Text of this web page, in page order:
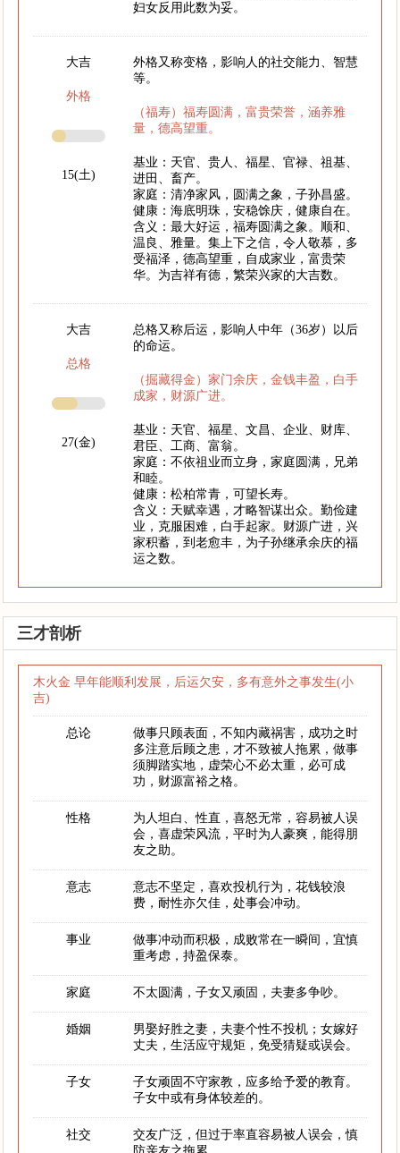
妇女反用此数为妥。
大吉
外格
15(土)
外格又称变格，影响人的社交能力、智慧
等。
（福寿）福寿圆满，富贵荣誉，涵养雅
量，德高望重。
基业：天官、贵人、福星、官禄、祖基、
进田、畜产。
家庭：清净家风，圆满之象，子孙昌盛。
健康：海底明珠，安稳馀庆，健康自在。
含义：最大好运，福寿圆满之象。顺和、
温良、雅量。集上下之信，令人敬慕，多
受福泽，德高望重，自成家业，富贵荣
华。为吉祥有德，繁荣兴家的大吉数。
大吉
总格
27(金)
总格又称后运，影响人中年（36岁）以后
的命运。
（掘藏得金）家门余庆，金钱丰盈，白手
成家，财源广进。
基业：天官、福星、文昌、企业、财库、
君臣、工商、富翁。
家庭：不依祖业而立身，家庭圆满，兄弟
和睦。
健康：松柏常青，可望长寿。
含义：天赋幸遇，才略智谋出众。勤俭建
业，克服困难，白手起家。财源广进，兴
家积蓄，到老愈丰，为子孙继承余庆的福
运之数。
三才剖析
木火金 早年能顺利发展，后运欠安，多有意外之事发生(小
吉)
总论
做事只顾表面，不知内藏祸害，成功之时
多注意后顾之患，才不致被人拖累，做事
须脚踏实地，虚荣心不必太重，必可成
功，财源富裕之格。
性格
为人坦白、性直，喜怒无常，容易被人误
会，喜虚荣风流，平时为人豪爽，能得朋
友之助。
意志
意志不坚定，喜欢投机行为，花钱较浪
费，耐性亦欠佳，处事会冲动。
事业
做事冲动而积极，成败常在一瞬间，宜慎
重考虑，持盈保泰。
家庭 不太圆满，子女又顽固，夫妻多争吵。
婚姻
男娶好胜之妻，夫妻个性不投机；女嫁好
丈夫，生活应守规矩，免受猜疑或误会。
子女
子女顽固不守家教，应多给予爱的教育。
子女中或有身体较差的。
社交
交友广泛，但过于率直容易被人误会，慎